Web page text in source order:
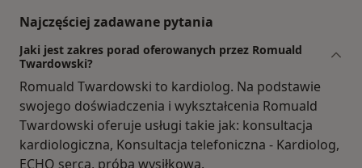
Najczęściej zadawane pytania
Jaki jest zakres porad oferowanych przez Romuald
Twardowski?
Romuald Twardowski to kardiolog. Na podstawie
swojego doświadczenia i wykształcenia Romuald
Twardowski oferuje usługi takie jak: konsultacja
kardiologiczna, Konsultacja telefoniczna - Kardiolog,
ECHO serca, próba wysiłkowa.